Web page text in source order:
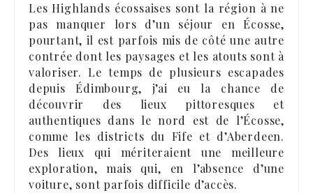
Les Highlands écossaises sont la région à ne
pas manquer lors d’un séjour en Écosse,
pourtant, il est parfois mis de côté une autre
contrée dont les paysages et les atouts sont à
valoriser. Le temps de plusieurs escapades
depuis Édimbourg, j’ai eu la chance de
découvrir des lieux pittoresques et
authentiques dans le nord est de l’Écosse,
comme les districts du Fife et d’Aberdeen.
Des lieux qui mériteraient une meilleure
exploration, mais qui, en l’absence d’une
voiture, sont parfois difficile d’accès.